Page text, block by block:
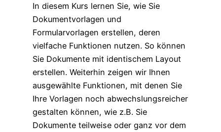
In diesem Kurs lernen Sie, wie Sie
Dokumentvorlagen und
Formularvorlagen erstellen, deren
vielfache Funktionen nutzen. So können
Sie Dokumente mit identischem Layout
erstellen. Weiterhin zeigen wir Ihnen
ausgewählte Funktionen, mit denen Sie
Ihre Vorlagen noch abwechslungsreicher
gestalten können, wie z.B. Sie
Dokumente teilweise oder ganz vor dem